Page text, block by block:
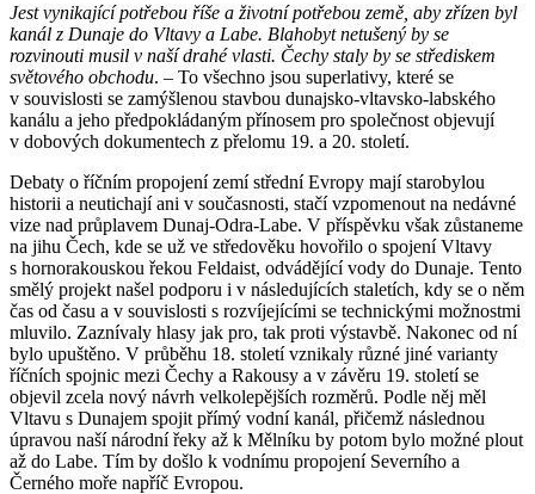
Jest vynikající potřebou říše a životní potřebou země, aby zřízen byl
kanál z Dunaje do Vltavy a Labe. Blahobyt netušený by se
rozvinouti musil v naší drahé vlasti. Čechy staly by se střediskem
světového obchodu. – To všechno jsou superlativy, které se
v souvislosti se zamýšlenou stavbou dunajsko-vltavsko-labského
kanálu a jeho předpokládaným přínosem pro společnost objevují
v dobových dokumentech z přelomu 19. a 20. století.
Debaty o říčním propojení zemí střední Evropy mají starobylou
historii a neutichají ani v současnosti, stačí vzpomenout na nedávné
vize nad průplavem Dunaj-Odra-Labe. V příspěvku však zůstaneme
na jihu Čech, kde se už ve středověku hovořilo o spojení Vltavy
s hornorakouskou řekou Feldaist, odvádějící vody do Dunaje. Tento
smělý projekt našel podporu i v následujících staletích, kdy se o něm
čas od času a v souvislosti s rozvíjejícími se technickými možnostmi
mluvilo. Zaznívaly hlasy jak pro, tak proti výstavbě. Nakonec od ní
bylo upuštěno. V průběhu 18. století vznikaly různé jiné varianty
říčních spojnic mezi Čechy a Rakousy a v závěru 19. století se
objevil zcela nový návrh velkolepějších rozměrů. Podle něj měl
Vltavu s Dunajem spojit přímý vodní kanál, přičemž následnou
úpravou naší národní řeky až k Mělníku by potom bylo možné plout
až do Labe. Tím by došlo k vodnímu propojení Severního a
Černého moře napříč Evropou.